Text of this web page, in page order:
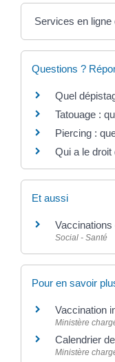
Services en ligne
Questions ?
Quel
Tatouage :
Piercing :
Qui a le
Et aussi
Social - Santé
Pour en savoir
Vaccination
Ministère
Calendrier
Ministère